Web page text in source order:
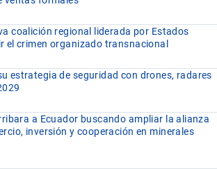
coalición regional liderada por Estados
el crimen organizado transnacional
estrategia de seguridad con drones, radares
a Ecuador buscando ampliar la alianza
inversión y cooperación en minerales